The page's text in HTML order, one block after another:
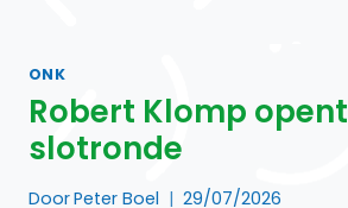
ONK
Robert Klomp opent
slotronde
DoorPeter Boel 29/07/2026